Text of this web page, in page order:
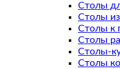
Столы
Столы
Столы к
Столы
Столы-
Столы